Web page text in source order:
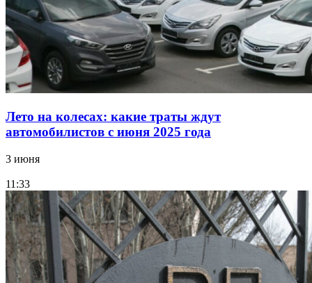
Лето на колесах: какие траты ждут
автомобилистов с июня 2025 года
3 июня
11:33